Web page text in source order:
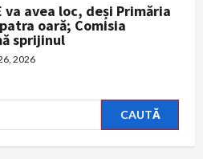
va avea loc, deși Primăria
oară; Comisia
sprijinul
2026